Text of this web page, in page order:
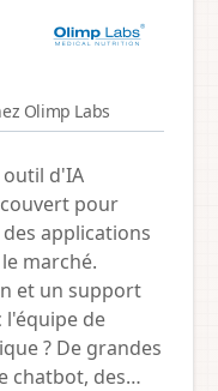
des
à terme' et le
rapidement
distingue
à s'adapter à
avec une
Olimp Labs
outil d'IA
pour
applications
marché.
et un support
l'équipe de
? De grandes
chatbot, des